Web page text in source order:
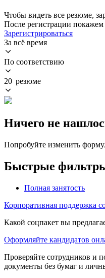
Чтобы видеть все резюме,
После регистрации
Зарегистрироваться
За всё время
По соответствию
20 резюме
Ничего не
Попробуйте изменить
Быстрые
Полная занятость
Корпоративная поддержка
Какой соцпакет вы
Оформляйте кандидатов
Проверяйте сотрудников и
документы без бумаг и